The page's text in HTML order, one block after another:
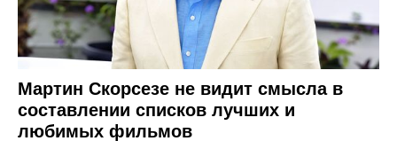
Мартин Скорсезе не видит смысла в
составлении списков лучших и
любимых фильмов